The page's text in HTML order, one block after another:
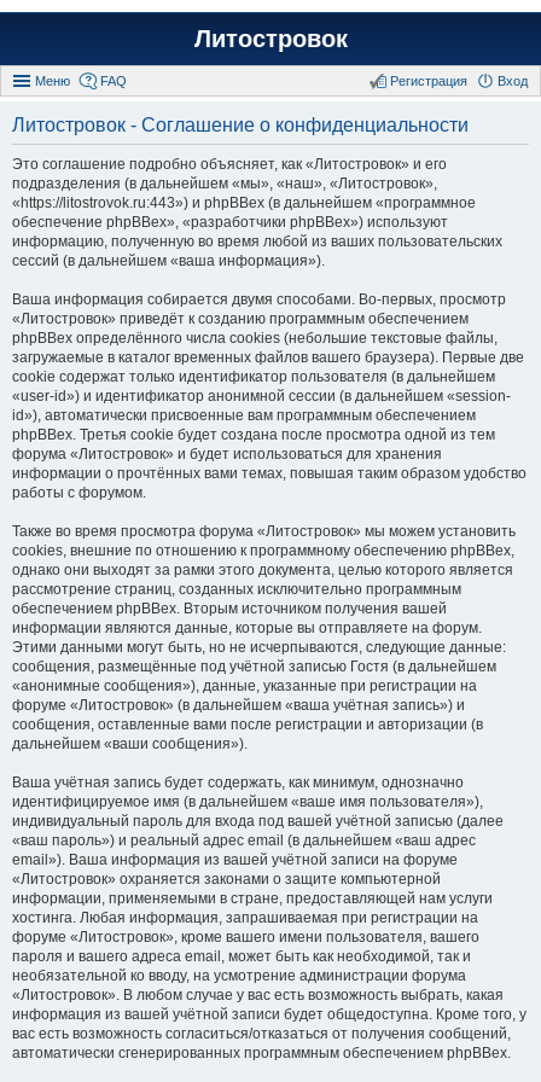
Литостровок
Меню FAQ Вход
Регистрация
Литостровок - Соглашение о конфиденциальности
Это соглашение подробно объясняет, как «Литостровок» и его
подразделения (в дальнейшем «мы», «наш», «Литостровок»,
«https://litostrovok.ru:443») и phpBBex (в дальнейшем «программное
обеспечение phpBBex», «разработчики phpBBex») используют
информацию, полученную во время любой из ваших пользовательских
сессий (в дальнейшем «ваша информация»).
Ваша информация собирается двумя способами. Во-первых, просмотр
«Литостровок» приведёт к созданию программным обеспечением
phpBBex определённого числа cookies (небольшие текстовые файлы,
загружаемые в каталог временных файлов вашего браузера). Первые две
cookie содержат только идентификатор пользователя (в дальнейшем
«user-id») и идентификатор анонимной сессии (в дальнейшем «session-
id»), автоматически присвоенные вам программным обеспечением
phpBBex. Третья cookie будет создана после просмотра одной из тем
форума «Литостровок» и будет использоваться для хранения
информации о прочтённых вами темах, повышая таким образом удобство
работы с форумом.
Также во время просмотра форума «Литостровок» мы можем установить
cookies, внешние по отношению к программному обеспечению phpBBex,
однако они выходят за рамки этого документа, целью которого является
рассмотрение страниц, созданных исключительно программным
обеспечением phpBBex. Вторым источником получения вашей
информации являются данные, которые вы отправляете на форум.
Этими данными могут быть, но не исчерпываются, следующие данные:
сообщения, размещённые под учётной записью Гостя (в дальнейшем
«анонимные сообщения»), данные, указанные при регистрации на
форуме «Литостровок» (в дальнейшем «ваша учётная запись») и
сообщения, оставленные вами после регистрации и авторизации (в
дальнейшем «ваши сообщения»).
Ваша учётная запись будет содержать, как минимум, однозначно
идентифицируемое имя (в дальнейшем «ваше имя пользователя»),
индивидуальный пароль для входа под вашей учётной записью (далее
«ваш пароль») и реальный адрес email (в дальнейшем «ваш адрес
email»). Ваша информация из вашей учётной записи на форуме
«Литостровок» охраняется законами о защите компьютерной
информации, применяемыми в стране, предоставляющей нам услуги
хостинга. Любая информация, запрашиваемая при регистрации на
форуме «Литостровок», кроме вашего имени пользователя, вашего
пароля и вашего адреса email, может быть как необходимой, так и
необязательной ко вводу, на усмотрение администрации форума
«Литостровок». В любом случае у вас есть возможность выбрать, какая
информация из вашей учётной записи будет общедоступна. Кроме того, у
вас есть возможность согласиться/отказаться от получения сообщений,
автоматически сгенерированных программным обеспечением phpBBex.